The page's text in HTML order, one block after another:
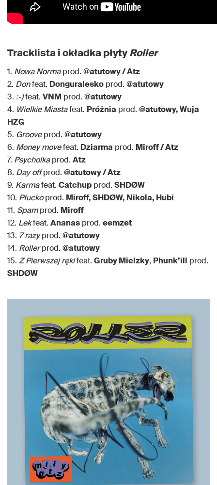
Tracklista i okładka płytyRoller
1. Nowa Normaprod. @atutowy / Atz
2. Donfeat. Donguralesko prod. @atutowy
3. :-)feat. VNM prod. @atutowy
4. Wielkie Miastafeat. Próżnia prod. @atutowy, Wuja
HZG
5. Grooveprod. @atutowy
6. Money movefeat. Dziarma prod. Miroff / Atz
7. Psycholkaprod. Atz
8. Day offprod. @atutowy / Atz
9. Karmafeat. Catchup prod. SHDØW
10. Płuckoprod. Miroff, SHDØW, Nikola, Hubi
11. Spamprod. Miroff
12. Lekfeat. Ananas prod. eemzet
13. 7 razyprod. @atutowy
14. Rollerprod. @atutowy
15. Z Pierwszej rękifeat. Gruby Mielzky, Phunk’ill prod.
SHDØW